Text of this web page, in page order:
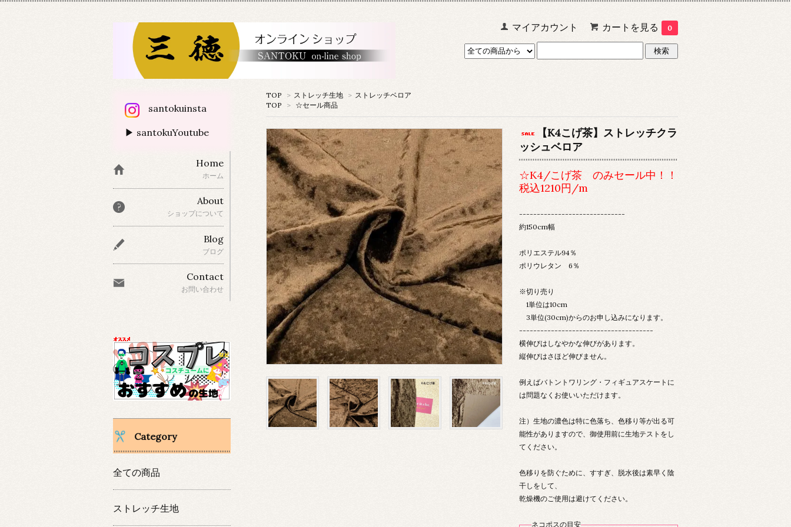
マイアカウント カートを見る 0
TOP > ストレッチ生地 > ストレッチベロア
TOP
> ☆セール商品
【K4こげ茶】ストレッチクラ
ッシュベロア
☆K4/こげ茶 のみセール中！！
税込1210円/m
------------------------------
約150cm幅
ポリエステル94％
ポリウレタン 6％
※切り売り
1単位は10cm
3単位(30cm)からのお申し込みになります。
--------------------------------------
横伸びはしなやかな伸びがあります。
縦伸びはさほど伸びません。
例えばバトントワリング・フィギュアスケートに
は問題なくお使いいただけます。
注）生地の濃色は特に色落ち、色移り等が出る可
能性がありますので、御使用前に生地テストをし
てください。
色移りを防ぐために、すすぎ、脱水後は素早く陰
干しをして、
乾燥機のご使用は避けてください。
ネコポスの目安
santokuinsta
▶ santokuYoutube
Home
ホーム
About
ショップについて
Blog
ブログ
Contact
お問い合わせ
Category
全ての商品
ストレッチ生地